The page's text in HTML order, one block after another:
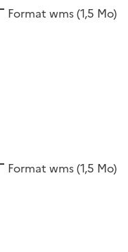
Format wms(1,5 Mo)
Format wms(1,5 Mo)